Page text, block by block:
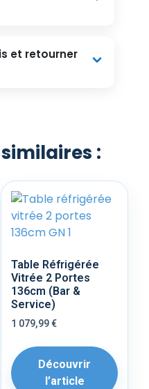
et retourner
:
Table Réfrigérée
Vitrée 2 Portes
136cm (Bar &
Service)
1 079,99€
Découvrir
l’article